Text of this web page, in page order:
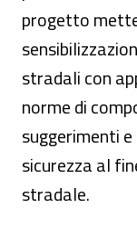
progetto
stradali con
norme di
suggerimenti
sicurezza al
stradale.